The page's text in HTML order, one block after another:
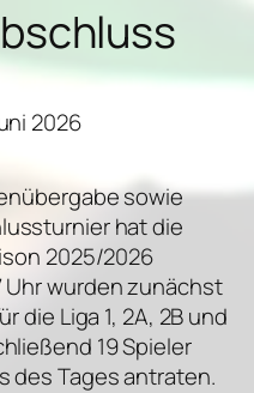
2026
sowie
hat die
2025/2026
Uhr wurden zunächst
die Liga 1, 2A, 2B und
19 Spieler
des Tages antraten.